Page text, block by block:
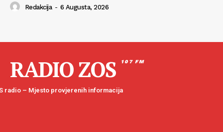
Redakcija - 6 Augusta, 2026
RADIO ZOS 107 FM
radio – Mjesto provjerenih informacija